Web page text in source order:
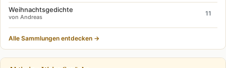
Weihnachtsgedichte
von Andreas
11
Alle Sammlungen entdecken →